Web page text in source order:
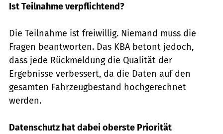
Ist Teilnahme verpflichtend?
Die Teilnahme ist freiwillig. Niemand muss die
Fragen beantworten. Das KBA betont jedoch,
dass jede Rückmeldung die Qualität der
Ergebnisse verbessert, da die Daten auf den
gesamten Fahrzeugbestand hochgerechnet
werden.
Datenschutz hat dabei oberste Priorität